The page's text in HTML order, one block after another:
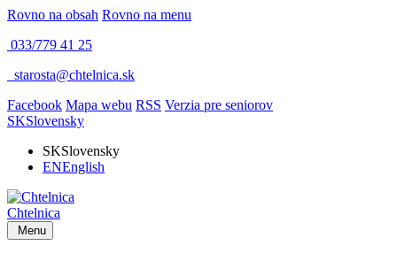
Rovno na obsah Rovno na menu
033/779 41 25
starosta@chtelnica.sk
Facebook Mapa webu RSS Verzia pre seniorov
SKSlovensky
SKSlovensky
ENEnglish
Chtelnica
Menu